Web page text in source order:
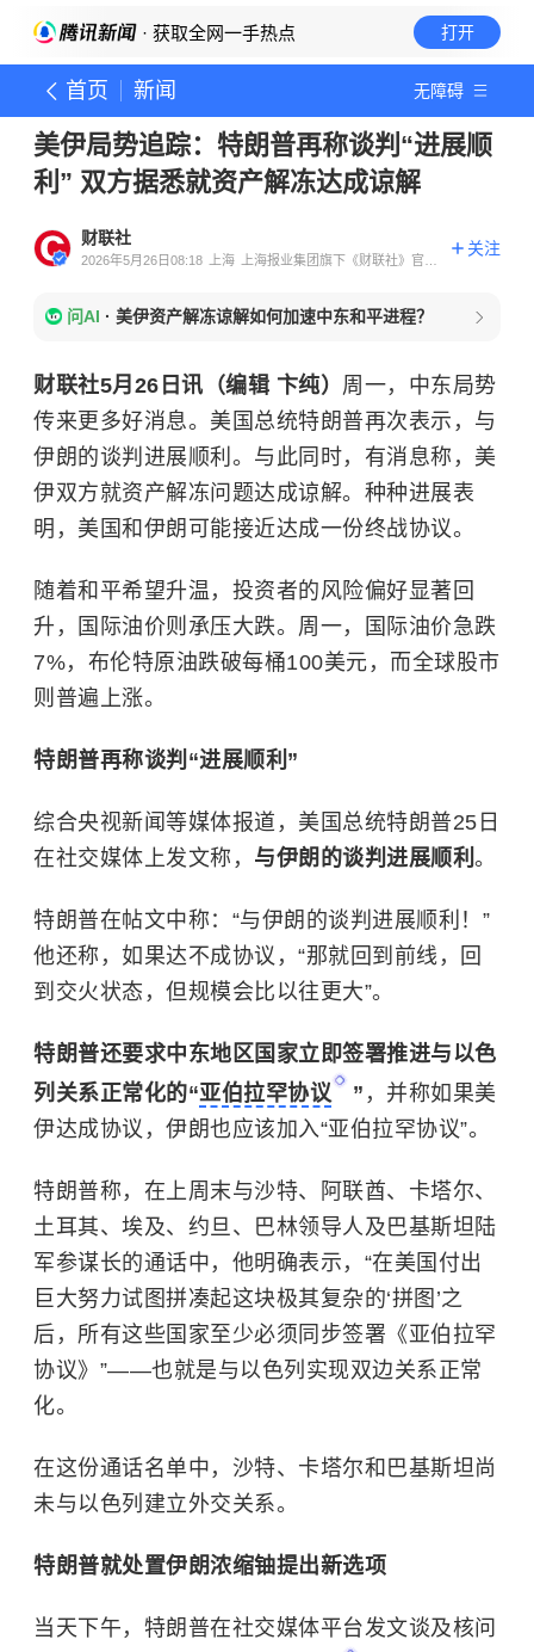
· 获取全网一手热点 打开
首页 新闻 无障碍
美伊局势追踪：特朗普再称谈判“进展顺
利” 双方据悉就资产解冻达成谅解
财联社
2026年5月26日08:18 上海
上海报业集团旗下《财联社》官方
关注
问AI · 美伊资产解冻谅解如何加速中东和平进程？
财联社5月26日讯（编辑 卞纯） 周一，中东局势
传来更多好消息。美国总统特朗普再次表示，与
伊朗的谈判进展顺利。与此同时，有消息称，美
伊双方就资产解冻问题达成谅解。种种进展表
明，美国和伊朗可能接近达成一份终战协议。
随着和平希望升温，投资者的风险偏好显著回
升，国际油价则承压大跌。周一，国际油价急跌
7%，布伦特原油跌破每桶100美元，而全球股市
则普遍上涨。
特朗普再称谈判“进展顺利”
综合央视新闻等媒体报道，美国总统特朗普25日
在社交媒体上发文称， 与伊朗的谈判进展顺利 。
特朗普在帖文中称：“与伊朗的谈判进展顺利！”
他还称，如果达不成协议，“那就回到前线，回
到交火状态，但规模会比以往更大”。
特朗普还要求中东地区国家立即签署推进与以色
列关系正常化的“亚伯拉罕协议 ” ，并称如果美
伊达成协议，伊朗也应该加入“亚伯拉罕协议”。
特朗普称，在上周末与沙特、阿联酋、卡塔尔、
土耳其、埃及、约旦、巴林领导人及巴基斯坦陆
军参谋长的通话中，他明确表示，“在美国付出
巨大努力试图拼凑起这块极其复杂的‘拼图’之
后，所有这些国家至少必须同步签署《亚伯拉罕
协议》”——也就是与以色列实现双边关系正常
化。
在这份通话名单中，沙特、卡塔尔和巴基斯坦尚
未与以色列建立外交关系。
特朗普就处置伊朗浓缩铀提出新选项
当天下午，特朗普在社交媒体平台发文谈及核问